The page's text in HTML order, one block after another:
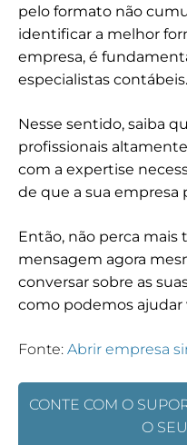
pelo formato não
identificar a melhor
empresa, é
especialistas contábeis.
Nesse sentido, saiba
profissionais
com a expertise
de que a sua empresa
Então, não perca
mensagem agora
conversar sobre as
como podemos ajudar
Fonte: Abrir empresa
CONTE COM O
O